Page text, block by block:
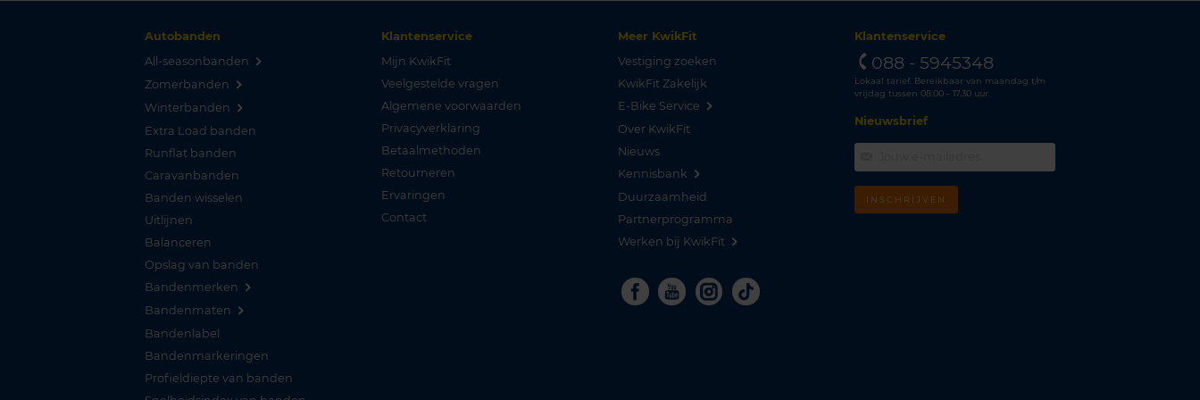
Autobanden
All-seasonbanden
Zomerbanden
Winterbanden
Extra Load banden
Runflat banden
Caravanbanden
Banden wisselen
Uitlijnen
Balanceren
Opslag van banden
Bandenmerken
Bandenmaten
Bandenlabel
Bandenmarkeringen
Profieldiepte van banden
Klantenservice
Mijn KwikFit
Veelgestelde vragen
Algemene voorwaarden
Privacyverklaring
Betaalmethoden
Retourneren
Ervaringen
Contact
Meer KwikFit
Vestiging zoeken
KwikFit Zakelijk
E-Bike Service
Over KwikFit
Nieuws
Kennisbank
Duurzaamheid
Partnerprogramma
Werken bij KwikFit
Facebook
YoutubeInstagram
Tiktok
Klantenservice
088 - 5945348
Lokaal tarief. Bereikbaar van maandag t/m
vrijdag tussen 08.00 - 17.30 uur.
Nieuwsbrief
INSCHRIJVEN